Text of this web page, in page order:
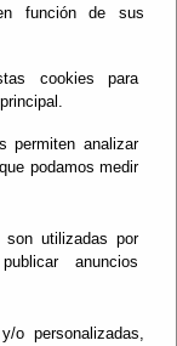
función de sus
cookies para
permiten analizar
podamos medir
utilizadas por
anuncios
o personalizadas,